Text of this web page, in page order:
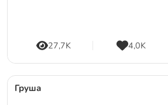
27,7K 4,0K
Груша